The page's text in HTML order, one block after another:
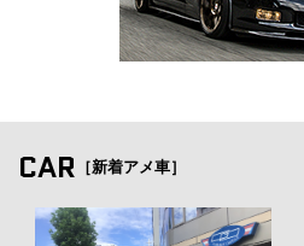
CAR ［新着アメ車］